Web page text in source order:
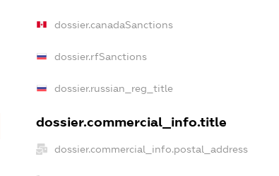
dossier.canadaSanctions
dossier.rfSanctions
dossier.russian_reg_title
dossier.commercial_info.title
dossier.commercial_info.postal_address